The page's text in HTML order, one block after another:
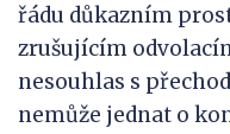
řádu důkazním
zrušujícím
nesouhlas s
nemůže jednat o